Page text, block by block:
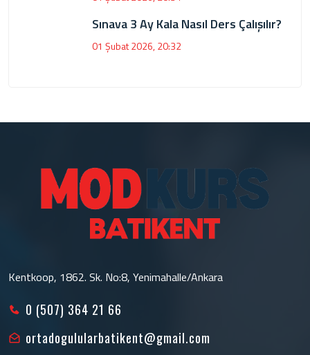
Sınava 3 Ay Kala Nasıl Ders Çalışılır?
01 Şubat 2026, 20:32
Kentkoop, 1862. Sk. No:8, Yenimahalle/Ankara
0 (507) 364 21 66
ortadogulularbatikent@gmail.com